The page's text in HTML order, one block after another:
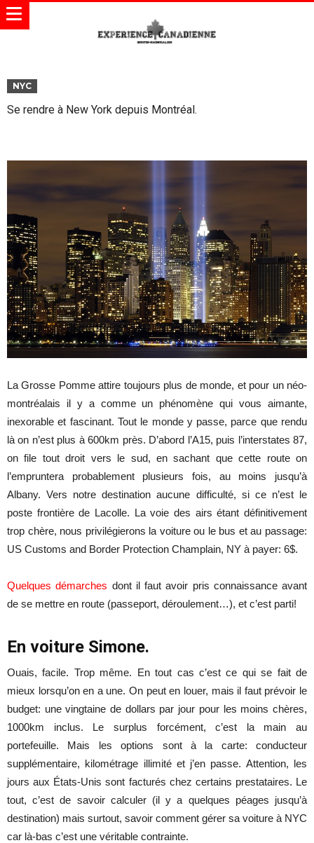
NYC
Se rendre à New York depuis Montréal.
La Grosse Pomme attire toujours plus de monde, et pour un néo-
montréalais il y a comme un phénomène qui vous aimante,
inexorable et fascinant. Tout le monde y passe, parce que rendu
là on n’est plus à 600km près. D’abord l’A15, puis l’interstates 87,
on file tout droit vers le sud, en sachant que cette route on
l’empruntera probablement plusieurs fois, au moins jusqu’à
Albany. Vers notre destination aucune difficulté, si ce n’est le
poste frontière de Lacolle. La voie des airs étant définitivement
trop chère, nous privilégierons la voiture ou le bus et au passage:
US Customs and Border Protection Champlain, NY à payer: 6$.
Quelques démarches dont il faut avoir pris connaissance avant
de se mettre en route (passeport, déroulement…), et c’est parti!
En voiture Simone.
Ouais, facile. Trop même. En tout cas c’est ce qui se fait de
mieux lorsqu’on en a une. On peut en louer, mais il faut prévoir le
budget: une vingtaine de dollars par jour pour les moins chères,
1000km inclus. Le surplus forcément, c’est la main au
portefeuille. Mais les options sont à la carte: conducteur
supplémentaire, kilométrage illimité et j’en passe. Attention, les
jours aux États-Unis sont facturés chez certains prestataires. Le
tout, c’est de savoir calculer (il y a quelques péages jusqu’à
destination) mais surtout, savoir comment gérer sa voiture à NYC
car là-bas c’est une véritable contrainte.